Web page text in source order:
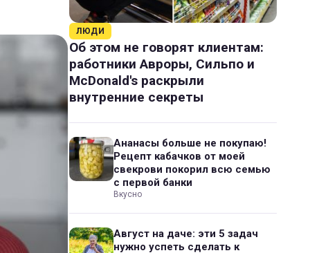
ЛЮДИ
Об этом не говорят клиентам:
работники Авроры, Сильпо и
McDonald's раскрыли
внутренние секреты
Ананасы больше не покупаю!
Рецепт кабачков от моей
свекрови покорил всю семью
с первой банки
Вкусно
Август на даче: эти 5 задач
нужно успеть сделать к